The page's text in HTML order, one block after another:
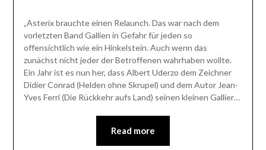
„Asterix brauchte einen Relaunch. Das war nach dem
vorletzten Band Gallien in Gefahr für jeden so
offensichtlich wie ein Hinkelstein. Auch wenn das
zunächst nicht jeder der Betroffenen wahrhaben wollte.
Ein Jahr ist es nun her, dass Albert Uderzo dem Zeichner
Didier Conrad (Helden ohne Skrupel) und dem Autor Jean-
Yves Ferri (Die Rückkehr aufs Land) seinen kleinen Gallier…
Read more